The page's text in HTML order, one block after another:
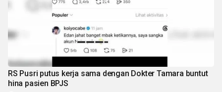
RS Pusri putus kerja sama dengan Dokter Tamara buntut
hina pasien BPJS